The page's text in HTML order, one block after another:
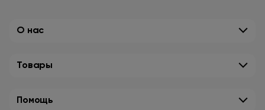
О нас
Товары
Помощь